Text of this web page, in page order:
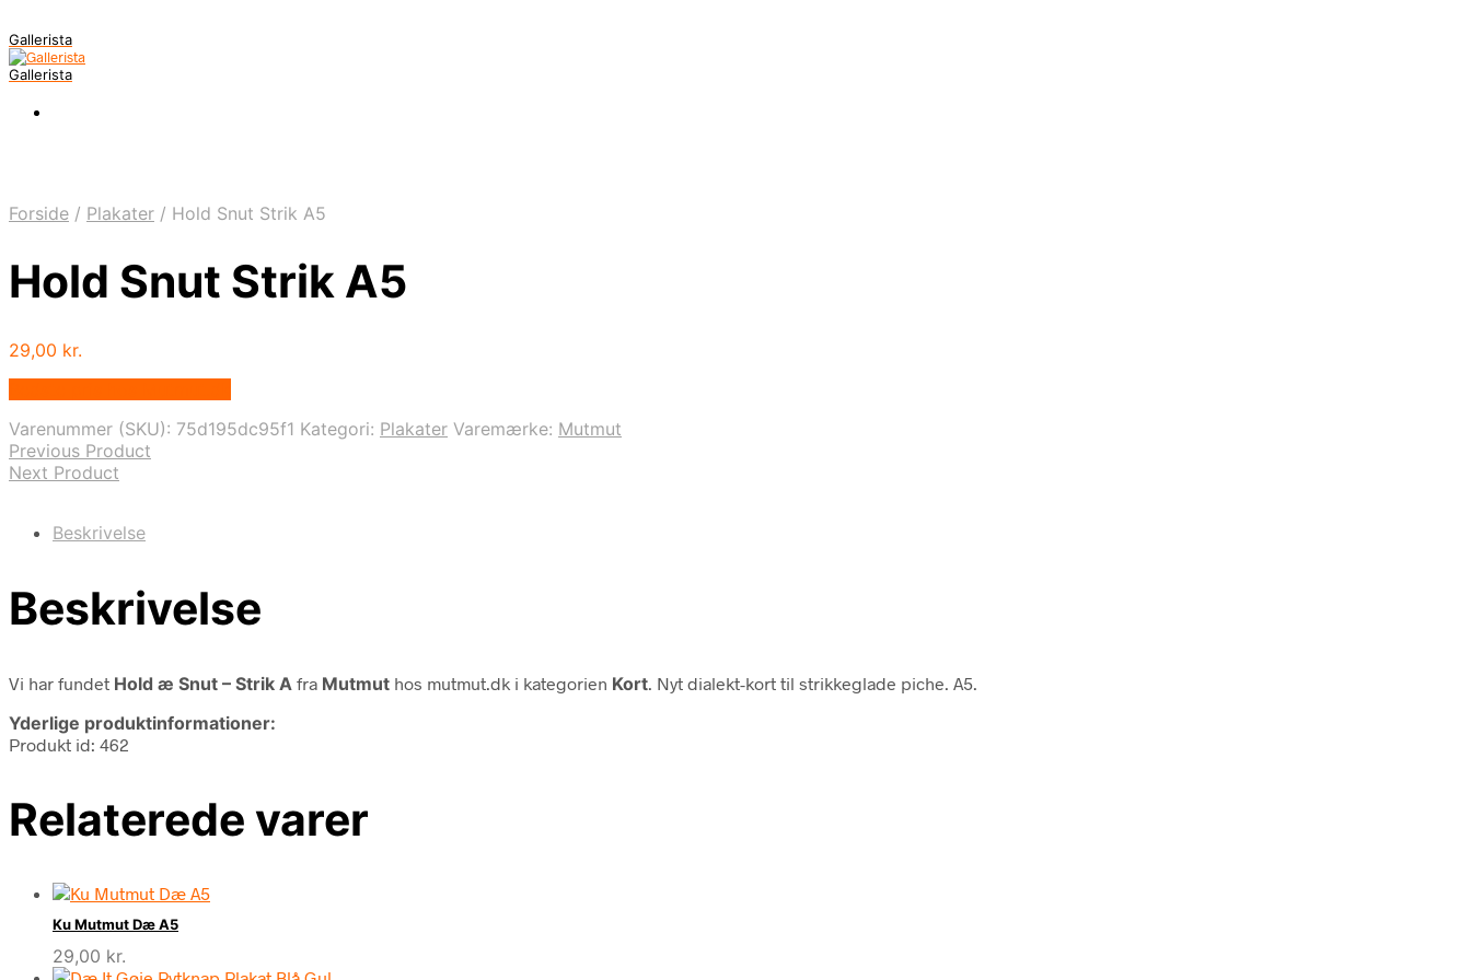
Gallerista
Gallerista
Forside / Plakater / Hold Snut Strik A5
Hold Snut Strik A5
29,00 kr.
Varenummer (SKU): 75d195dc95f1 Kategori: Plakater Varemærke: Mutmut
Previous Product
Next Product
Beskrivelse
Beskrivelse
Vi har fundet Hold æ Snut – Strik A fra Mutmut hos mutmut.dk i kategorien Kort . Nyt dialekt-kort til strikkeglade piche. A5.
Yderlige produktinformationer:
Produkt id: 462
Relaterede varer
Ku Mutmut Dæ A5
29,00 kr.